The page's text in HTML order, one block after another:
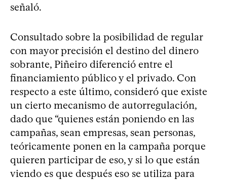
señaló.
Consultado sobre la posibilidad de regular
con mayor precisión el destino del dinero
sobrante, Piñeiro diferenció entre el
financiamiento público y el privado. Con
respecto a este último, consideró que existe
un cierto mecanismo de autorregulación,
dado que “quienes están poniendo en las
campañas, sean empresas, sean personas,
teóricamente ponen en la campaña porque
quieren participar de eso, y si lo que están
viendo es que después eso se utiliza para